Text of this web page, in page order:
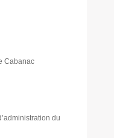
Cabanac
du